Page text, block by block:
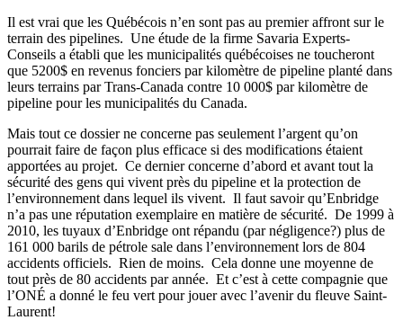
Il est vrai que les Québécois n’en sont pas au premier affront sur le
terrain des pipelines. Une étude de la firme Savaria Experts-
Conseils a établi que les municipalités québécoises ne toucheront
que 5200$ en revenus fonciers par kilomètre de pipeline planté dans
leurs terrains par Trans-Canada contre 10 000$ par kilomètre de
pipeline pour les municipalités du Canada.
Mais tout ce dossier ne concerne pas seulement l’argent qu’on
pourrait faire de façon plus efficace si des modifications étaient
apportées au projet. Ce dernier concerne d’abord et avant tout la
sécurité des gens qui vivent près du pipeline et la protection de
l’environnement dans lequel ils vivent. Il faut savoir qu’Enbridge
n’a pas une réputation exemplaire en matière de sécurité. De 1999 à
2010, les tuyaux d’Enbridge ont répandu (par négligence?) plus de
161 000 barils de pétrole sale dans l’environnement lors de 804
accidents officiels. Rien de moins. Cela donne une moyenne de
tout près de 80 accidents par année. Et c’est à cette compagnie que
l’ONÉ a donné le feu vert pour jouer avec l’avenir du fleuve Saint-
Laurent!